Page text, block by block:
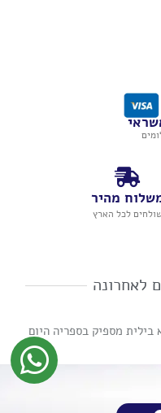
מהיר
לכל הארץ
לאחרונה
מספיק בספריה היום